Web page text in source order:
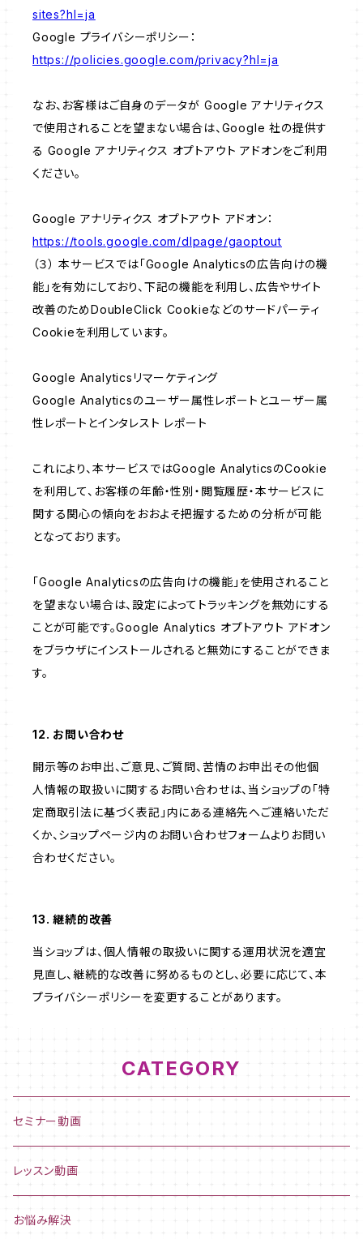
sites?hl=ja
Google プライバシーポリシー：
https://policies.google.com/privacy?hl=ja
なお、お客様はご自身のデータが Google アナリティクス
で使用されることを望まない場合は、Google 社の提供す
る Google アナリティクス オプトアウト アドオンをご利用
ください。
Google アナリティクス オプトアウト アドオン：
https://tools.google.com/dlpage/gaoptout
（３） 本サービスでは「Google Analyticsの広告向けの機
能」を有効にしており、下記の機能を利用し、広告やサイト
改善のためDoubleClick Cookieなどのサードパーティ
Cookieを利用しています。
Google Analyticsリマーケティング
Google Analyticsのユーザー属性レポートとユーザー属
性レポートとインタレスト レポート
これにより、本サービスではGoogle AnalyticsのCookie
を利用して、お客様の年齢・性別・閲覧履歴・本サービスに
関する関心の傾向をおおよそ把握するための分析が可能
となっております。
「Google Analyticsの広告向けの機能」を使用されること
を望まない場合は、設定によってトラッキングを無効にする
ことが可能です。Google Analytics オプトアウト アドオン
をブラウザにインストールされると無効にすることができま
す。
12. お問い合わせ
開示等のお申出、ご意見、ご質問、苦情のお申出その他個
人情報の取扱いに関するお問い合わせは、当ショップの「特
定商取引法に基づく表記」内にある連絡先へご連絡いただ
くか、ショップページ内のお問い合わせフォームよりお問い
合わせください。
13. 継続的改善
当ショップは、個人情報の取扱いに関する運用状況を適宜
見直し、継続的な改善に努めるものとし、必要に応じて、本
プライバシーポリシーを変更することがあります。
CATEGORY
セミナー動画
レッスン動画
お悩み解決